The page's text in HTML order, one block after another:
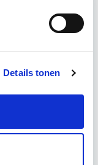
Details tonen
VvE-